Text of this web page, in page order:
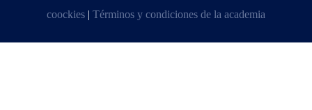
coockies | Términos y condiciones de la academia